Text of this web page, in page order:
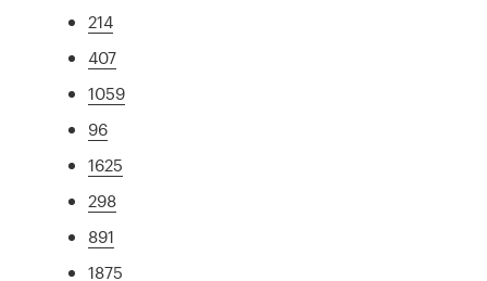
214
407
1059
96
1625
298
891
1875